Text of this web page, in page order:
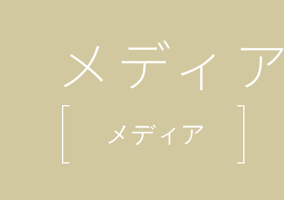
メディア
メディア